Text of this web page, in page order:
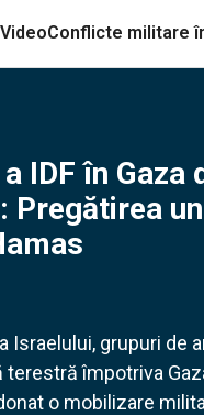
VideoConflicte militare
IDF în Gaza
Israelului, grupuri de
împotriva
o mobilizare